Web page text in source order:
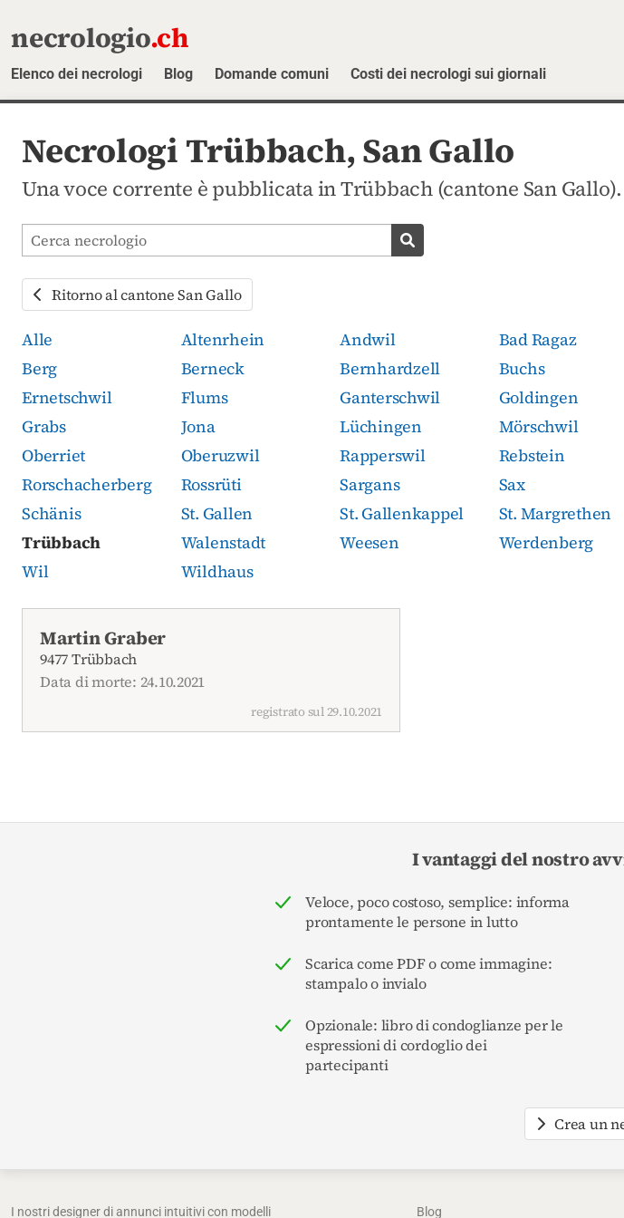
necrologio.ch
Elenco dei necrologi Blog Domande comuni Costi dei necrologi sui giornali
Necrologi Trübbach, San Gallo
Una voce corrente è pubblicata in Trübbach (cantone San Gallo).
Cerca avvisi mortuari
Cerca necrologio
Ritorno al cantone San Gallo
Alle Altenrhein Andwil Bad Ragaz
Berg
Berneck Bernhardzell Buchs
Ernetschwil
Flums Ganterschwil Goldingen
Grabs
Jona Lüchingen Mörschwil
Oberriet
Oberuzwil Rapperswil Rebstein
Rorschacherberg
Rossrüti Sargans Sax
Schänis
St. Gallen St. Gallenkappel St. Margrethen
Trübbach
Walenstadt Weesen Werdenberg
Wil
Wildhaus
Martin Graber
9477 Trübbach
Data di morte: 24.10.2021
registrato sul 29.10.2021
I vantaggi del nostro
Veloce, poco costoso, semplice: informa
prontamente le persone in lutto
Scarica come PDF o come immagine:
stampalo o invialo
Opzionale: libro di condoglianze per le
espressioni di cordoglio dei
partecipanti
Crea un
I nostri designer di annunci intuitivi con modelli Blog